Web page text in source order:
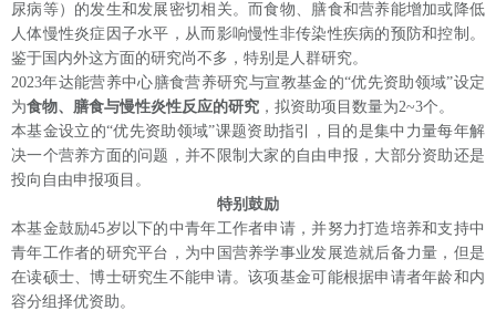
尿病等）的发生和发展密切相关。而食物、膳食和营养能增加或降低
人体慢性炎症因子水平，从而影响慢性非传染性疾病的预防和控制。
鉴于国内外这方面的研究尚不多，特别是人群研究。
2023年达能营养中心膳食营养研究与宣教基金的“优先资助领域”设定
为食物、膳食与慢性炎性反应的研究 ，拟资助项目数量为2~3个。
本基金设立的“优先资助领域”课题资助指引，目的是集中力量每年解
决一个营养方面的问题，并不限制大家的自由申报，大部分资助还是
投向自由申报项目 。
特别鼓励
本基金鼓励45岁以下的中青年工作者申请，并努力打造培养和支持中
青年工作者的研究平台，为中国营养学事业发展造就后备力量，但是
在读硕士、博士研究生不能申请。该项基金可能根据申请者年龄和内
容分组 择优资助。